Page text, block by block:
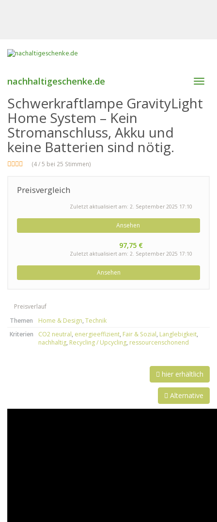
nachhaltigeschenke.de
Schwerkraftlampe GravityLight
Home System – Kein
Stromanschluss, Akku und
keine Batterien sind nötig.
(4 / 5 bei 25 Stimmen)
Preisvergleich
Zuletzt aktualisiert am: 2. September 2025 17:10
Ansehen
97,75 €
Zuletzt aktualisiert am: 2. September 2025 17:10
Ansehen
Preisverlauf
Themen
Home & Design, Technik
Kriterien
CO2 neutral, energieeffizient, Fair & Sozial, Langlebigkeit,
nachhaltig, Recycling / Upcycling, ressourcenschonend
hier erhältlich
Alternative